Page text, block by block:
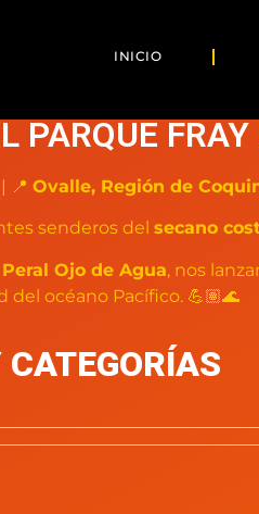
INICIO
PARQUE
| 📍 Ovalle, Región de
senderos del secano
Ojo de Agua, nos
océano Pacífico. 💪🏽🌊
CATEGORÍAS